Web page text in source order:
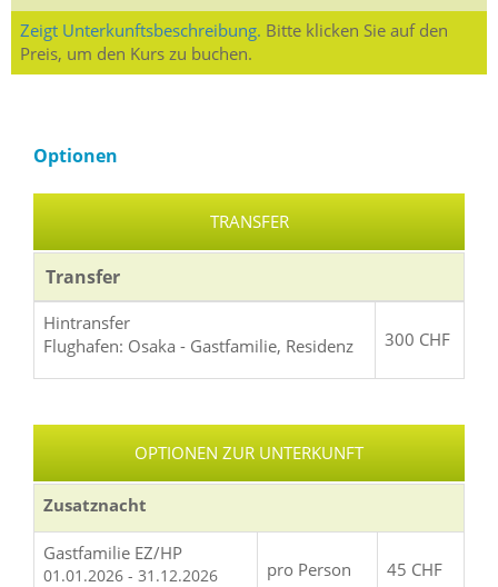
Zeigt Unterkunftsbeschreibung. Bitte klicken Sie auf den
Preis, um den Kurs zu buchen.
Optionen
TRANSFER
Transfer
Hintransfer
Flughafen: Osaka - Gastfamilie, Residenz
300 CHF
OPTIONEN ZUR UNTERKUNFT
Zusatznacht
Gastfamilie EZ/HP
01.01.2026 - 31.12.2026 pro Person 45 CHF